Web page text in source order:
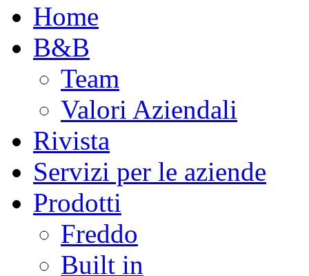
Home
B&B
Team
Valori Aziendali
Rivista
Servizi per le aziende
Prodotti
Freddo
Built in